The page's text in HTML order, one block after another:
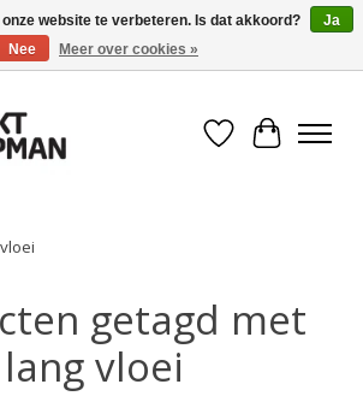
in huis!
Verlanglijst
getagd met
lang vloei
website te verbeteren. Is dat akkoord?
Ja
Nee
Meer over cookies »